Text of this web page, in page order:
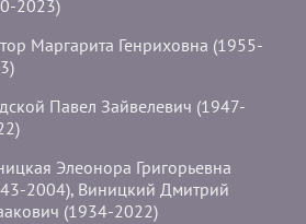
2023)
Маргарита Генриховна (1955-
Павел Зайвелевич (1947-
Элеонора Григорьевна
2004), Виницкий Дмитрий
(1934-2022)